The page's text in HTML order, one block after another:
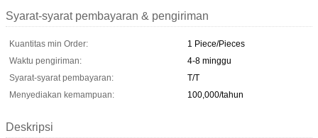
Syarat-syarat pembayaran & pengiriman
Kuantitas min Order:
1 Piece/Pieces
Waktu pengiriman:
4-8 minggu
Syarat-syarat pembayaran:
T/T
Menyediakan kemampuan:
100,000/tahun
Deskripsi